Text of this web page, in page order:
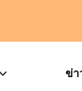
ข่า